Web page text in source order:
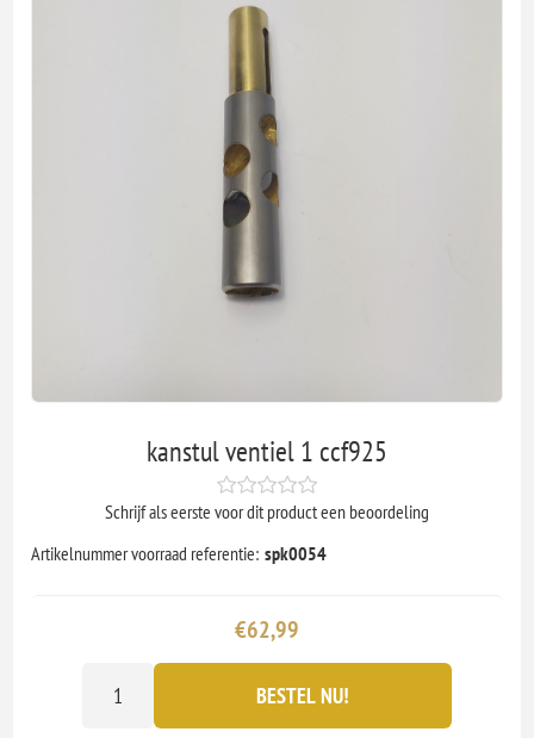
kanstul ventiel 1 ccf925
Schrijf als eerste voor dit product een beoordeling
Artikelnummer voorraad referentie: spk0054
€62,99
BESTEL NU!